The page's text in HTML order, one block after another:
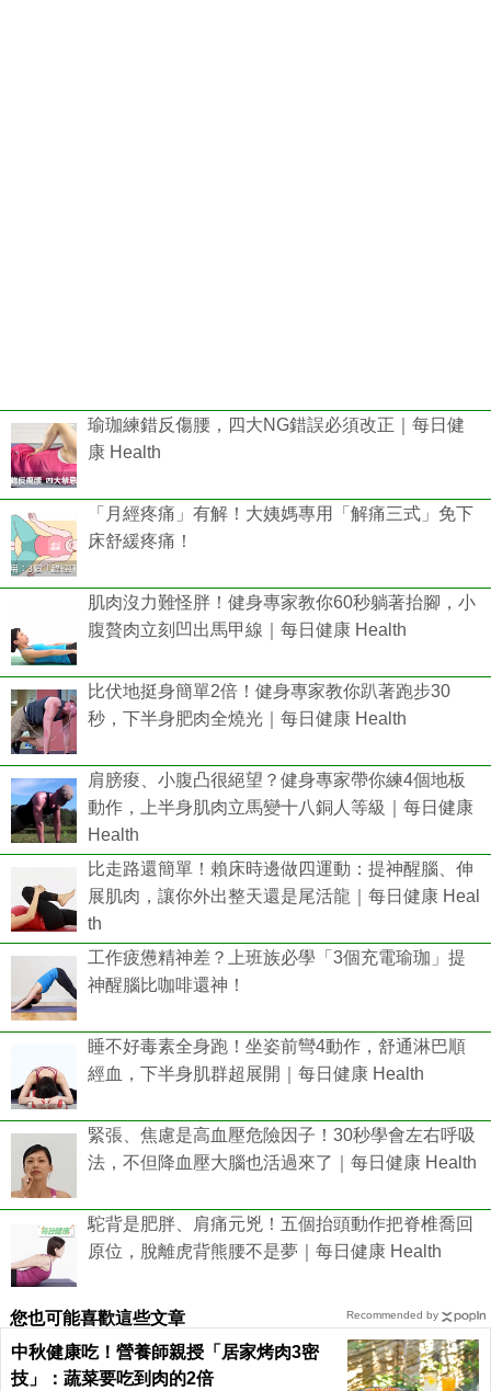
瑜珈練錯反傷腰，四大NG錯誤必須改正｜每日健
康 Health
「月經疼痛」有解！大姨媽專用「解痛三式」免下
床舒緩疼痛！
肌肉沒力難怪胖！健身專家教你60秒躺著抬腳，小
腹贅肉立刻凹出馬甲線｜每日健康 Health
比伏地挺身簡單2倍！健身專家教你趴著跑步30
秒，下半身肥肉全燒光｜每日健康 Health
肩膀痠、小腹凸很絕望？健身專家帶你練4個地板
動作，上半身肌肉立馬變十八銅人等級｜每日健康
Health
比走路還簡單！賴床時邊做四運動：提神醒腦、伸
展肌肉，讓你外出整天還是尾活龍｜每日健康 Heal
th
工作疲憊精神差？上班族必學「3個充電瑜珈」提
神醒腦比咖啡還神！
睡不好毒素全身跑！坐姿前彎4動作，舒通淋巴順
經血，下半身肌群超展開｜每日健康 Health
緊張、焦慮是高血壓危險因子！30秒學會左右呼吸
法，不但降血壓大腦也活過來了｜每日健康 Health
駝背是肥胖、肩痛元兇！五個抬頭動作把脊椎喬回
原位，脫離虎背熊腰不是夢｜每日健康 Health
您也可能喜歡這些文章
中秋健康吃！營養師親授「居家烤肉3密
技」：蔬菜要吃到肉的2倍
Recommended by